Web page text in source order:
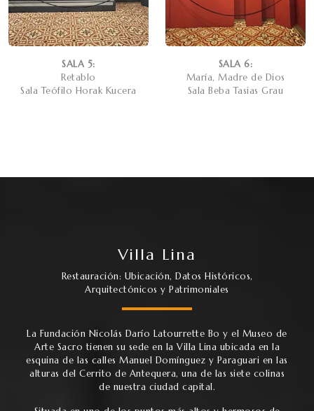
SALA 5:
Retablo
Sala Teófilo Horak Kucera
SALA 6:
María, Madre de Dios
Sala Beba Tasias Grau
Villa Lina
Restauración: Ubicación, Datos Históricos,
Arquitectónicos y Patrimoniales
La Fundación Nicolás Darío Latourrette Bo y el Museo de
Arte Sacro tienen su sede en la Villa Lina ubicada en la
esquina de las calles Manuel Domínguez y Paraguari en las
alturas del Cerrito de Antequera, una de las siete colinas
de nuestra ciudad capital.